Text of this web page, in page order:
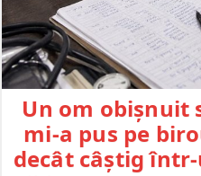
Un om obișnuit
mi-a pus pe
decât câștig